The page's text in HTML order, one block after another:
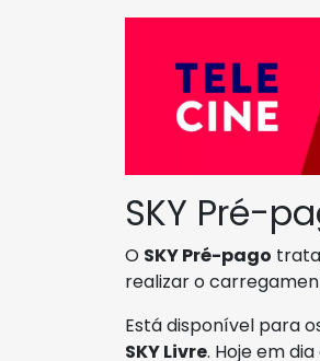
SKY Pré-
O SKY Pré-pago
realizar o
Está disponível para
SKY Livre. Hoje em